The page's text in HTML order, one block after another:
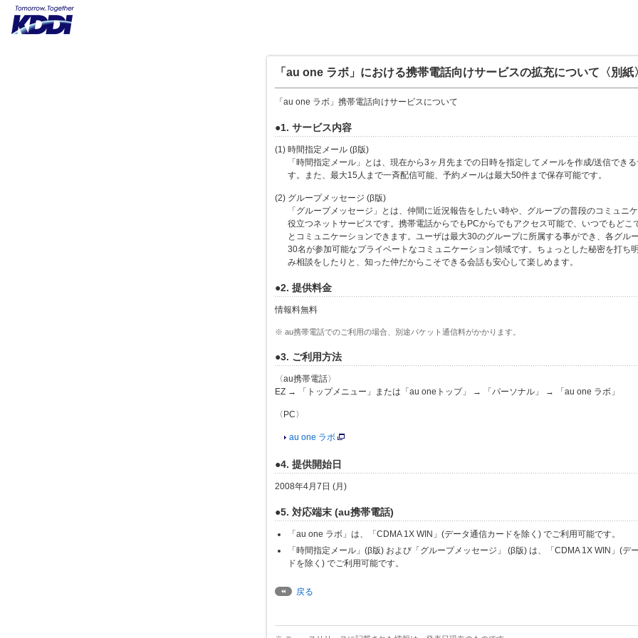
「au one ラボ」における携帯電話向けサービスの拡充について〈別紙〉
「au one ラボ」携帯電話向けサービスについて
●1. サービス内容
(1) 時間指定メール (β版)
「時間指定メール」とは、現在から3ヶ月先までの日時を指定してメールを作成/送信でき
す。また、最大15人まで一斉配信可能、予約メールは最大50件まで保存可能です。
(2) グループメッセージ (β版)
「グループメッセージ」とは、仲間に近況報告をしたい時や、グループの普段のコミュニ
役立つネットサービスです。携帯電話からでもPCからでもアクセス可能で、いつでもどこ
とコミュニケーションできます。ユーザは最大30のグループに所属する事ができ、各グル
30名が参加可能なプライベートなコミュニケーション領域です。ちょっとした秘密を打ち
み相談をしたりと、知った仲だからこそできる会話も安心して楽しめます。
●2. 提供料金
情報料無料
※ au携帯電話でのご利用の場合、別途パケット通信料がかかります。
●3. ご利用方法
〈au携帯電話〉
EZ → 「トップメニュー」または「au oneトップ」 → 「パーソナル」 → 「au one ラボ」
〈PC〉
au one ラボ
●4. 提供開始日
2008年4月7日 (月)
●5. 対応端末 (au携帯電話)
「au one ラボ」は、「CDMA 1X WIN」(データ通信カードを除く) でご利用可能です。
「時間指定メール」(β版) および「グループメッセージ」 (β版) は、「CDMA 1X WIN」(デ
ドを除く) でご利用可能です。
戻る